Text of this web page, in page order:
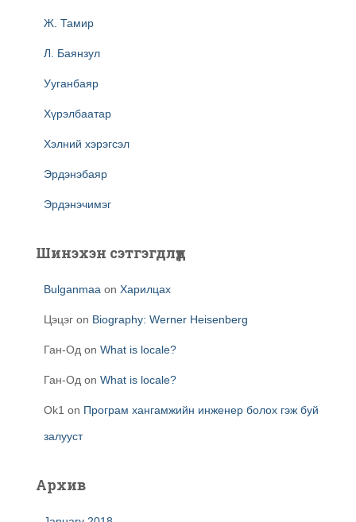
Ж. Тамир
Л. Баянзул
Ууганбаяр
Хүрэлбаатар
Хэлний хэрэгсэл
Эрдэнэбаяр
Эрдэнэчимэг
Шинэхэн сэтгэгдлүүд
Bulganmaa on Харилцах
Цэцэг on Biography: Werner Heisenberg
Ган-Од on What is locale?
Ган-Од on What is locale?
Ok1 on Програм хангамжийн инженер болох гэж буй
залууст
Архив